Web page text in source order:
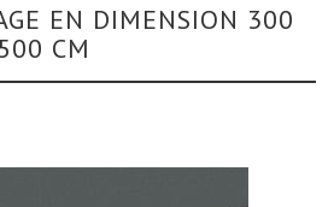
EN DIMENSION 300
CM